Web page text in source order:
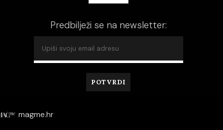
Predbilježi se na newsletter:
magme.hr